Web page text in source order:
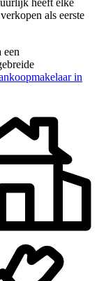
heeft elke
als eerste
een
in